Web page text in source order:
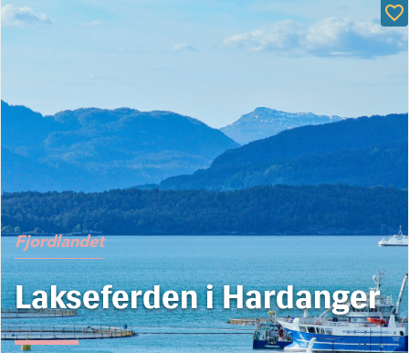
Fjordlandet
Lakseferden i Hardanger